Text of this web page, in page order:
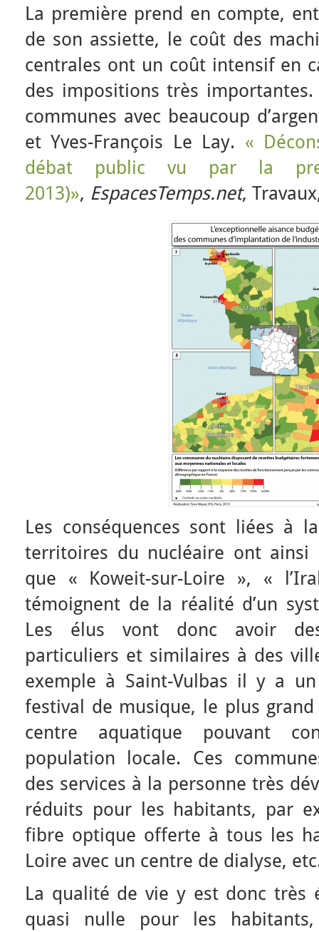
La première prend en compte,
de son assiette, le coût des
centrales ont un coût intensif en
des impositions très
communes avec beaucoup
et Yves-François Le Lay. «
débat public vu par la
2013)», EspacesTemps.net,
Les conséquences sont liées à
territoires du nucléaire ont ainsi
que « Koweit-sur-Loire », «
témoignent de la réalité d’un
Les élus vont donc avoir
particuliers et similaires à des
exemple à Saint-Vulbas il y a
festival de musique, le plus grand
centre aquatique pouvant
population locale. Ces
des services à la personne très
réduits pour les habitants, par
fibre optique offerte à tous les
Loire avec un centre de dialyse,
La qualité de vie y est donc très
quasi nulle pour les